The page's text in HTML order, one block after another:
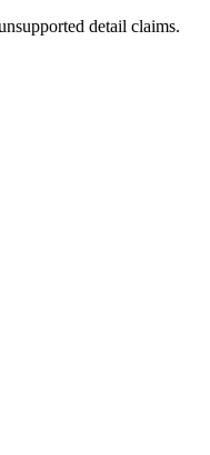
detail claims.